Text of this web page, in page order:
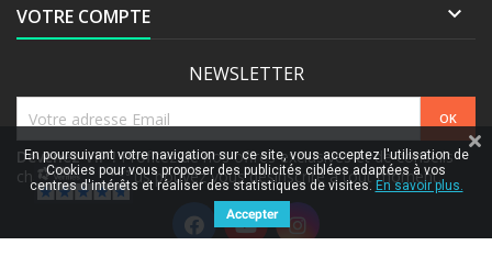
VOTRE COMPTE 
NEWSLETTER
Devenez VIP !Profitez de nos offres exclusives et de conseils
chaque mois. Vous pouvez vous désinscrire à tout moment.
En poursuivant votre navigation sur ce site, vous acceptez l'utilisation de
Cookies pour vous proposer des publicités ciblées adaptées à vos
centres d'intérêts et réaliser des statistiques de visites. En savoir plus.
Accepter